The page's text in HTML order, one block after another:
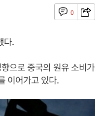
0
다.
으로 중국의 원유 소비가
이어가고 있다.